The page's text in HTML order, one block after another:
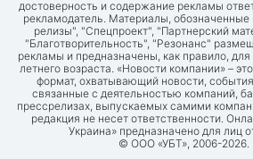
достоверность и содержание рекламы
рекламодатель. Материалы,
релизы", "Спецпроект", "Партнерский
"Благотворительность", "Резонанс"
рекламы и предназначены, как правило, для
летнего возраста. «Новости компании» –
формат, охватывающий новости,
связанные с деятельностью компаний,
прессрелизах, выпускаемых самими
редакция не несет ответственности.
Украина» предназначено для лиц
© ООО «УБТ», 2006-2026.